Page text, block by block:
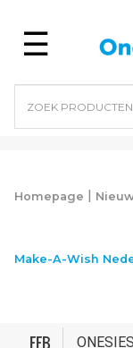
Menu
Homepage |
Make-A-Wish
FEB